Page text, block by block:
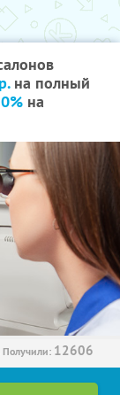
на полный
на
Получили: 12606